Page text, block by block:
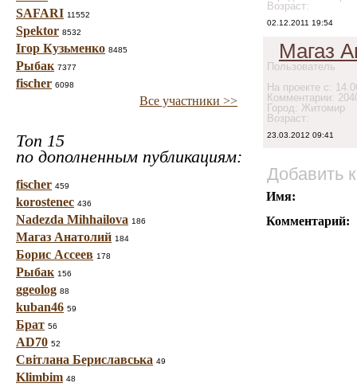
SAFARI 11552
Spektor 8532
Ігор Кузьменко 8485
Рыбак 7377
fischer 6098
Все участники >>
Топ 15
по дополненным публикациям:
fischer 459
korostenec 436
Nadezda Mihhailova 186
Магаз Анатолий 184
Борис Ассеев 178
Рыбак 156
ggeolog 88
kuban46 59
Брат 56
AD70 52
Світлана Бериславська 49
Klimbim 48
Возраст:
02.12.2011 19:54
Магаз
Пользователь
На проекте с:
Комментарии:
Город: Житомир
Возраст:
23.03.2012 09:41
Добавить
Имя:
Комментарий: